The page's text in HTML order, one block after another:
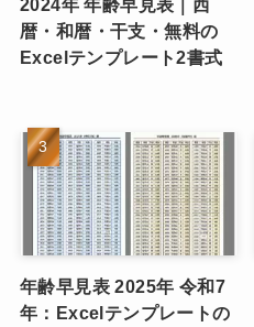
2024年 年齢早見表｜西
暦・和暦・干支・無料の
Excelテンプレート2書式
年齢早見表 2025年 令和7
年：Excelテンプレートの